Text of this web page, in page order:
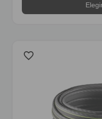
favorite_border